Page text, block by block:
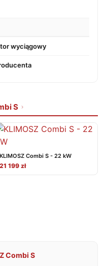
wyciągowy
S
KLIMOSZ Combi S - 22 kW
21 199 zł
Combi S